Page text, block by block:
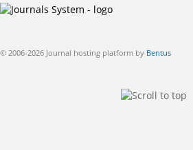
© 2006-2026 Journal hosting platform by Bentus